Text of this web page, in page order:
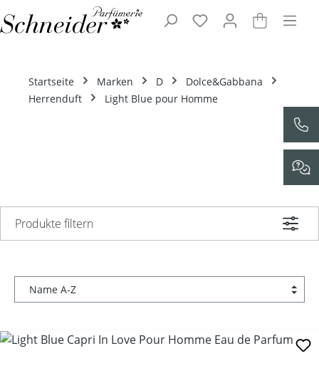
Zum Hauptinhalt springen
Startseite Marken D
Dolce&Gabbana
Herrenduft
Light Blue pour Homme
Produkte filtern